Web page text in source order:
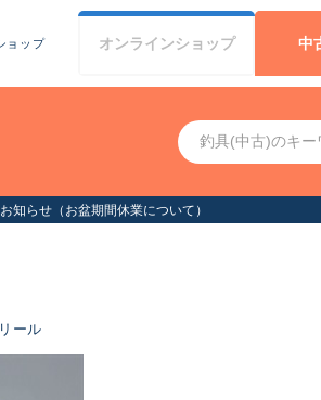
ョップ オンラインショップ 中
知らせ（お盆期間休業について）
ール